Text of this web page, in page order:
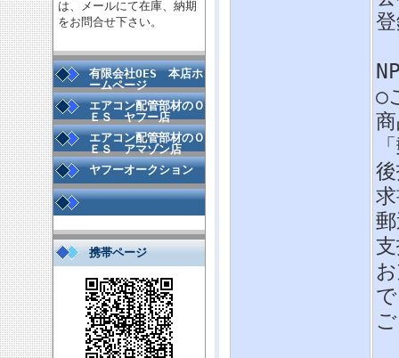
は、メールにて在庫、納期
をお問合せ下さい。
有限会社OES 本店ホ
ームページ
エアコン配管部材のＯ
ＥＳ ヤフー店
エアコン配管部材のＯ
ＥＳ アマゾン店
ヤフーオークション
携帯ページ
○